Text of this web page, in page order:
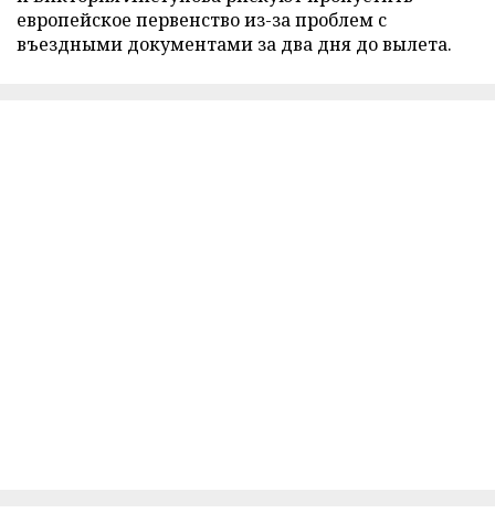
европейское первенство из-за проблем с
въездными документами за два дня до вылета.